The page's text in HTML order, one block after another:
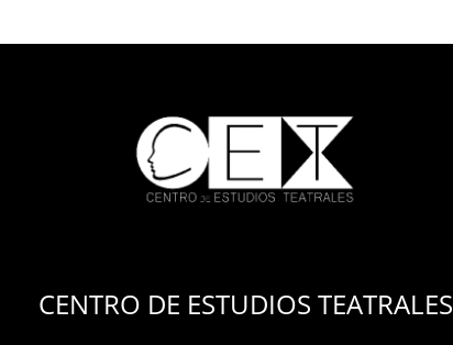
CENTRO DE ESTUDIOS TEATRALES